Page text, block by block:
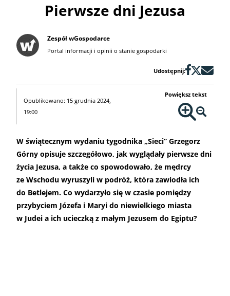
Pierwsze dni Jezusa
Zespół wGospodarce
Portal informacji i opinii o stanie gospodarki
Udostępnij:
Opublikowano: 15 grudnia 2024,
19:00
Powiększ tekst
W świątecznym wydaniu tygodnika „Sieci” Grzegorz
Górny opisuje szczegółowo, jak wyglądały pierwsze dni
życia Jezusa, a także co spowodowało, że mędrcy
ze Wschodu wyruszyli w podróż, która zawiodła ich
do Betlejem. Co wydarzyło się w czasie pomiędzy
przybyciem Józefa i Maryi do niewielkiego miasta
w Judei a ich ucieczką z małym Jezusem do Egiptu?